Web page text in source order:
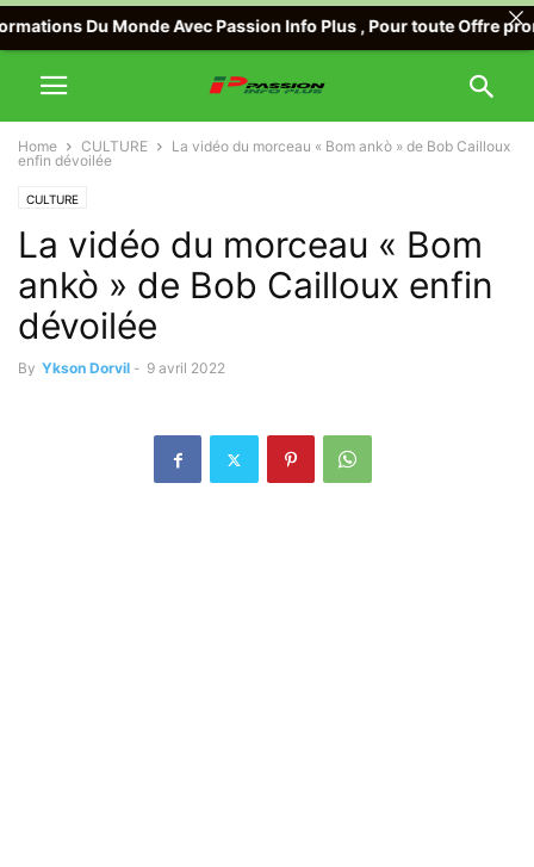
Home CULTURE
La vidéo du morceau « Bom ankò » de Bob Cailloux
enfin dévoilée
CULTURE
La vidéo du morceau « Bom
ankò » de Bob Cailloux enfin
dévoilée
By Ykson Dorvil - 9 avril 2022
Du Monde Avec Passion Info Plus , Pour toute Offre